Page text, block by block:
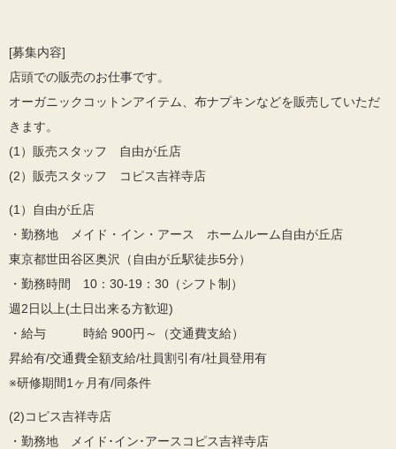
[募集内容]
店頭での販売のお仕事です。
オーガニックコットンアイテム、布ナプキンなどを販売していただ
きます。
(1）販売スタッフ 自由が丘店
(2）販売スタッフ コピス吉祥寺店
(1）自由が丘店
・勤務地 メイド・イン・アース ホームルーム自由が丘店
東京都世田谷区奥沢（自由が丘駅徒歩5分）
・勤務時間 10：30-19：30（シフト制）
週2日以上(土日出来る方歓迎)
・給与 時給 900円～（交通費支給）
昇給有/交通費全額支給/社員割引有/社員登用有
※研修期間1ヶ月有/同条件
(2)コピス吉祥寺店
・勤務地 メイド･イン･アースコピス吉祥寺店